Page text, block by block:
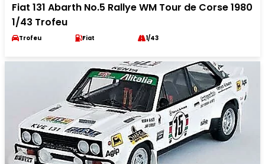
Fiat 131 Abarth No.5 Rallye WM Tour de Corse 1980
1/43 Trofeu
Trofeu Fiat 1/43